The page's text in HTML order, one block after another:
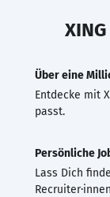
Über eine
Entdecke mit
passt.
Persönliche
Lass Dich